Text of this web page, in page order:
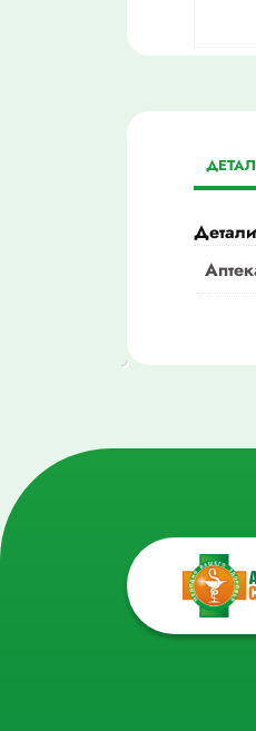
Детали